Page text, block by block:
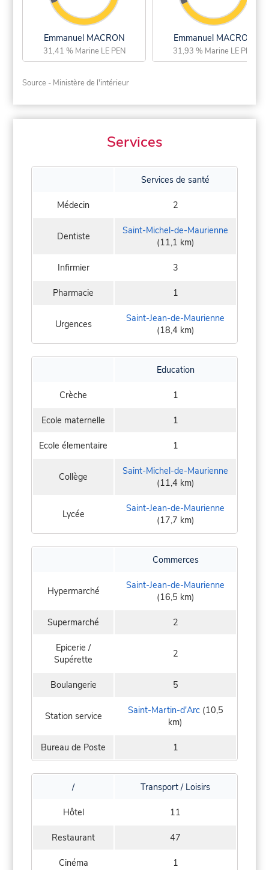
Emmanuel MACRON
31,41 % Marine LE PEN
Emmanuel MACRON
31,93 % Marine LE PEN
Source - Ministère de l'intérieur
Services
Services de santé
Médecin 2
Dentiste
Saint-Michel-de-Maurienne
(11,1 km)
Infirmier 3
Pharmacie 1
Urgences
Saint-Jean-de-Maurienne
(18,4 km)
Education
Crèche 1
Ecole maternelle 1
Ecole élementaire 1
Collège
Saint-Michel-de-Maurienne
(11,4 km)
Lycée
Saint-Jean-de-Maurienne
(17,7 km)
Commerces
Hypermarché
Saint-Jean-de-Maurienne
(16,5 km)
Supermarché 2
Epicerie /
Supérette
2
Boulangerie 5
Station service Saint-Martin-d'Arc(10,5
km)
Bureau de Poste 1
/ Transport / Loisirs
Hôtel 11
Restaurant 47
Cinéma 1